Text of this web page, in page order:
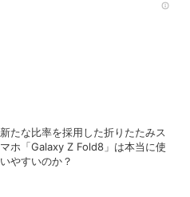
新たな比率を採用した折りたたみス
マホ「Galaxy Z Fold8」は本当に使
いやすいのか？